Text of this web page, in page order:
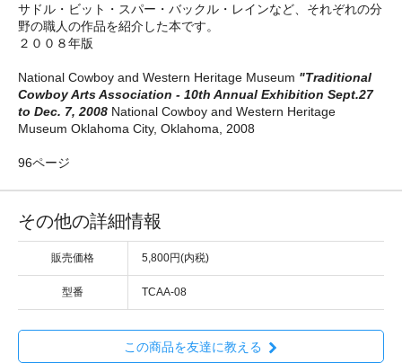
サドル・ビット・スパー・バックル・レインなど、それぞれの分
野の職人の作品を紹介した本です。
２００８年版
National Cowboy and Western Heritage Museum "Traditional
Cowboy Arts Association - 10th Annual Exhibition Sept.27
to Dec. 7, 2008 National Cowboy and Western Heritage
Museum Oklahoma City, Oklahoma, 2008
96ページ
その他の詳細情報
販売価格 5,800円(内税)
型番 TCAA-08
この商品を友達に教える